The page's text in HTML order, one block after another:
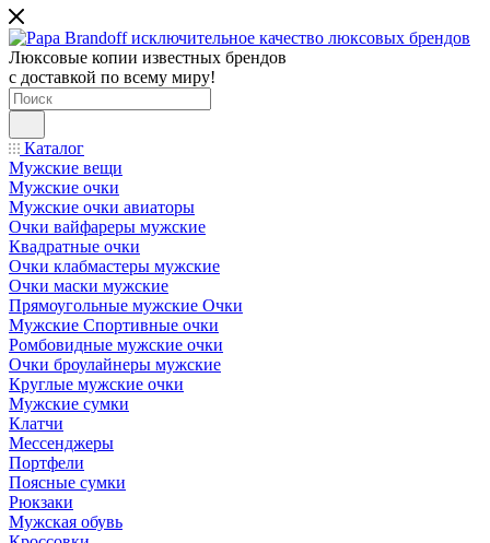
Люксовые копии известных брендов
с доставкой по всему миру!
Каталог
Мужские вещи
Мужские очки
Мужские очки авиаторы
Очки вайфареры мужские
Квадратные очки
Очки клабмастеры мужские
Очки маски мужские
Прямоугольные мужские Очки
Мужские Спортивные очки
Ромбовидные мужские очки
Очки броулайнеры мужские
Круглые мужские очки
Мужские сумки
Клатчи
Мессенджеры
Портфели
Поясные сумки
Рюкзаки
Мужская обувь